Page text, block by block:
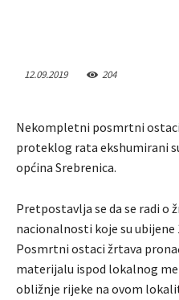
12.09.2019 204
Nekompletni posmrtni
proteklog rata ekshumirani
općina Srebrenica.
Pretpostavlja se da se radi o
nacionalnosti koje su ubijene
Posmrtni ostaci žrtava
materijalu ispod lokalnog
obližnje rijeke na ovom